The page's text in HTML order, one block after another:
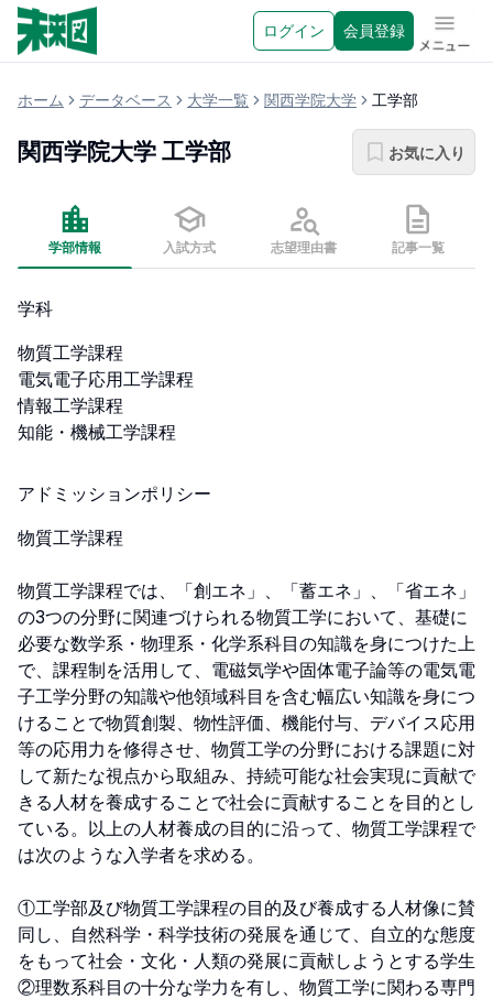
ログイン 会員登録 メニュ
ホーム データベース 大学一覧 関西学院大学 工学部
関西学院大学 工学部 お気に入り
学部情報 入試方式 志望理由書 記事一覧
学科
物質工学課程
電気電子応用工学課程
情報工学課程
知能・機械工学課程
アドミッションポリシー
物質工学課程
物質工学課程では、「創エネ」、「蓄エネ」、「省エネ」
の3つの分野に関連づけられる物質工学において、基礎に
必要な数学系・物理系・化学系科目の知識を身につけた上
で、課程制を活用して、電磁気学や固体電子論等の電気電
子工学分野の知識や他領域科目を含む幅広い知識を身につ
けることで物質創製、物性評価、機能付与、デバイス応用
等の応用力を修得させ、物質工学の分野における課題に対
して新たな視点から取組み、持続可能な社会実現に貢献で
きる人材を養成することで社会に貢献することを目的とし
ている。以上の人材養成の目的に沿って、物質工学課程で
は次のような入学者を求める。
①工学部及び物質工学課程の目的及び養成する人材像に賛
同し、自然科学・科学技術の発展を通じて、自立的な態度
をもって社会・文化・人類の発展に貢献しようとする学生
②理数系科目の十分な学力を有し、物質工学に関わる専門